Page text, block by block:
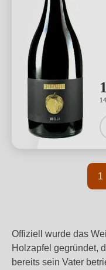
1
Offiziell wurde das
Holzapfel gegründet,
bereits sein Vater